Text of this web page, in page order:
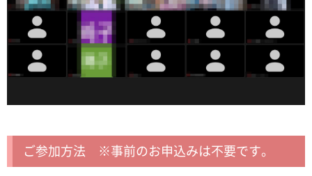
ご参加方法 ※事前のお申込みは不要です。